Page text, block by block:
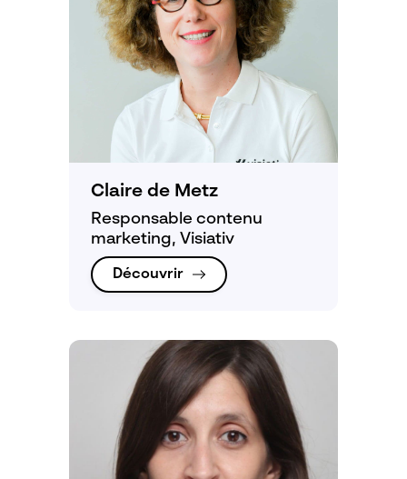
Claire de Metz
Responsable contenu
marketing, Visiativ
Découvrir